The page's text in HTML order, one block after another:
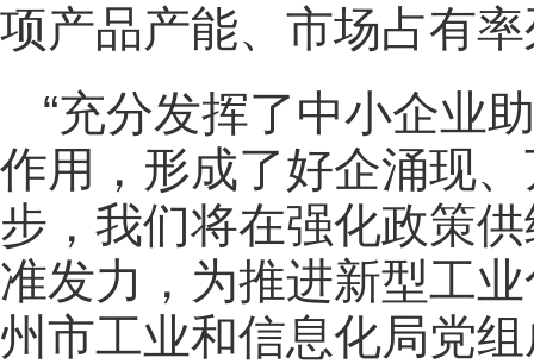
项产品产能、市场占有
“充分发挥了中小企业
作用，形成了好企涌现
步，我们将在强化政策
准发力，为推进新型工
州市工业和信息化局党